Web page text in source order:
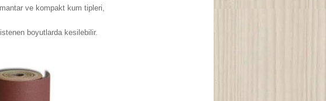
ve kompakt kum tipleri,
boyutlarda kesilebilir.